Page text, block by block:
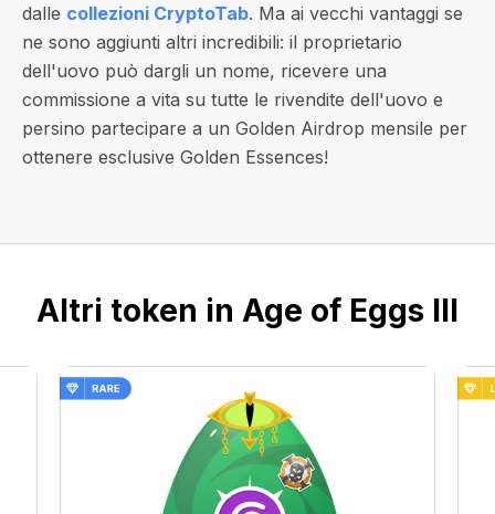
dalle collezioni CryptoTab. Ma ai vecchi vantaggi se
ne sono aggiunti altri incredibili: il proprietario
dell'uovo può dargli un nome, ricevere una
commissione a vita su tutte le rivendite dell'uovo e
persino partecipare a un Golden Airdrop mensile per
ottenere esclusive Golden Essences!
Altri token in Age of Eggs III